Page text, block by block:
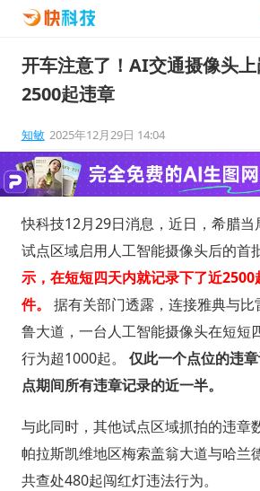
开车注意了！AI交通摄像头
2500起违章
知敏 2025年12月29日 14:04
快科技12月29日消息，近日，希腊当
试点区域启用人工智能摄像头后的首
示，在短短四天内就记录下了近
件。
据有关部门透露，连接雅典与比
鲁大道，一台人工智能摄像头在短短
行为超1000起。 仅此一个点位的违
点期间所有违章记录的近一半。
与此同时，其他试点区域抓拍的违章
帕拉斯凯维地区梅索盖翁大道与哈兰
共查处480起闯红灯违法行为。